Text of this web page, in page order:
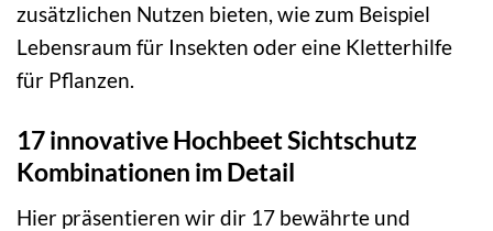
zusätzlichen Nutzen bieten, wie zum Beispiel
Lebensraum für Insekten oder eine Kletterhilfe
für Pflanzen.
17 innovative Hochbeet Sichtschutz
Kombinationen im Detail
Hier präsentieren wir dir 17 bewährte und